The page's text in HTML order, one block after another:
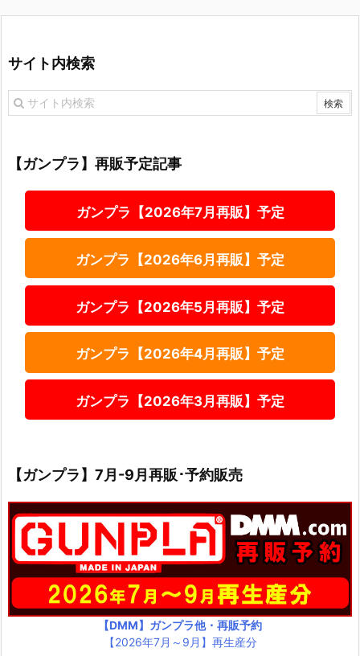
サイト内検索
【ガンプラ】再販予定記事
ガンプラ【2026年7月再販】予定
ガンプラ【2026年6月再販】予定
ガンプラ【2026年5月再販】予定
ガンプラ【2026年4月再販】予定
ガンプラ【2026年3月再販】予定
【ガンプラ】7月-9月再販･予約販売
【DMM】ガンプラ他・再販予約
【2026年7月～9月】再生産分